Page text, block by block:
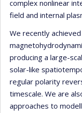
complex nonlinear
field and internal
We recently
producing a large-
solar-like
regular polarity
timescale. We are
approaches to